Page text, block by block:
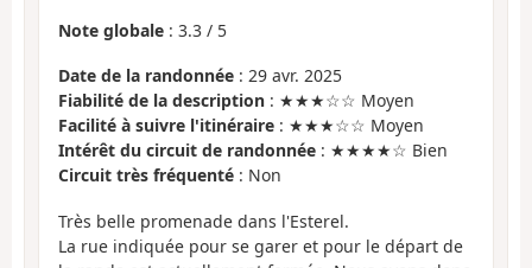
Note globale : 3.3 / 5
Date de la randonnée : 29 avr. 2025
Fiabilité de la description : ★★★☆☆ Moyen
Facilité à suivre l'itinéraire : ★★★☆☆ Moyen
Intérêt du circuit de randonnée : ★★★★☆ Bien
Circuit très fréquenté : Non
Très belle promenade dans l'Esterel.
La rue indiquée pour se garer et pour le départ de